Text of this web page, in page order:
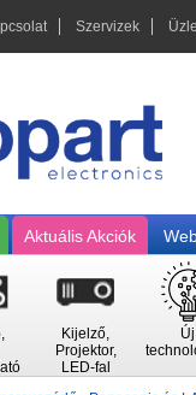
Szervizek
Aktuális Akciók
Kijelző,
Projektor,
LED-fal
Új